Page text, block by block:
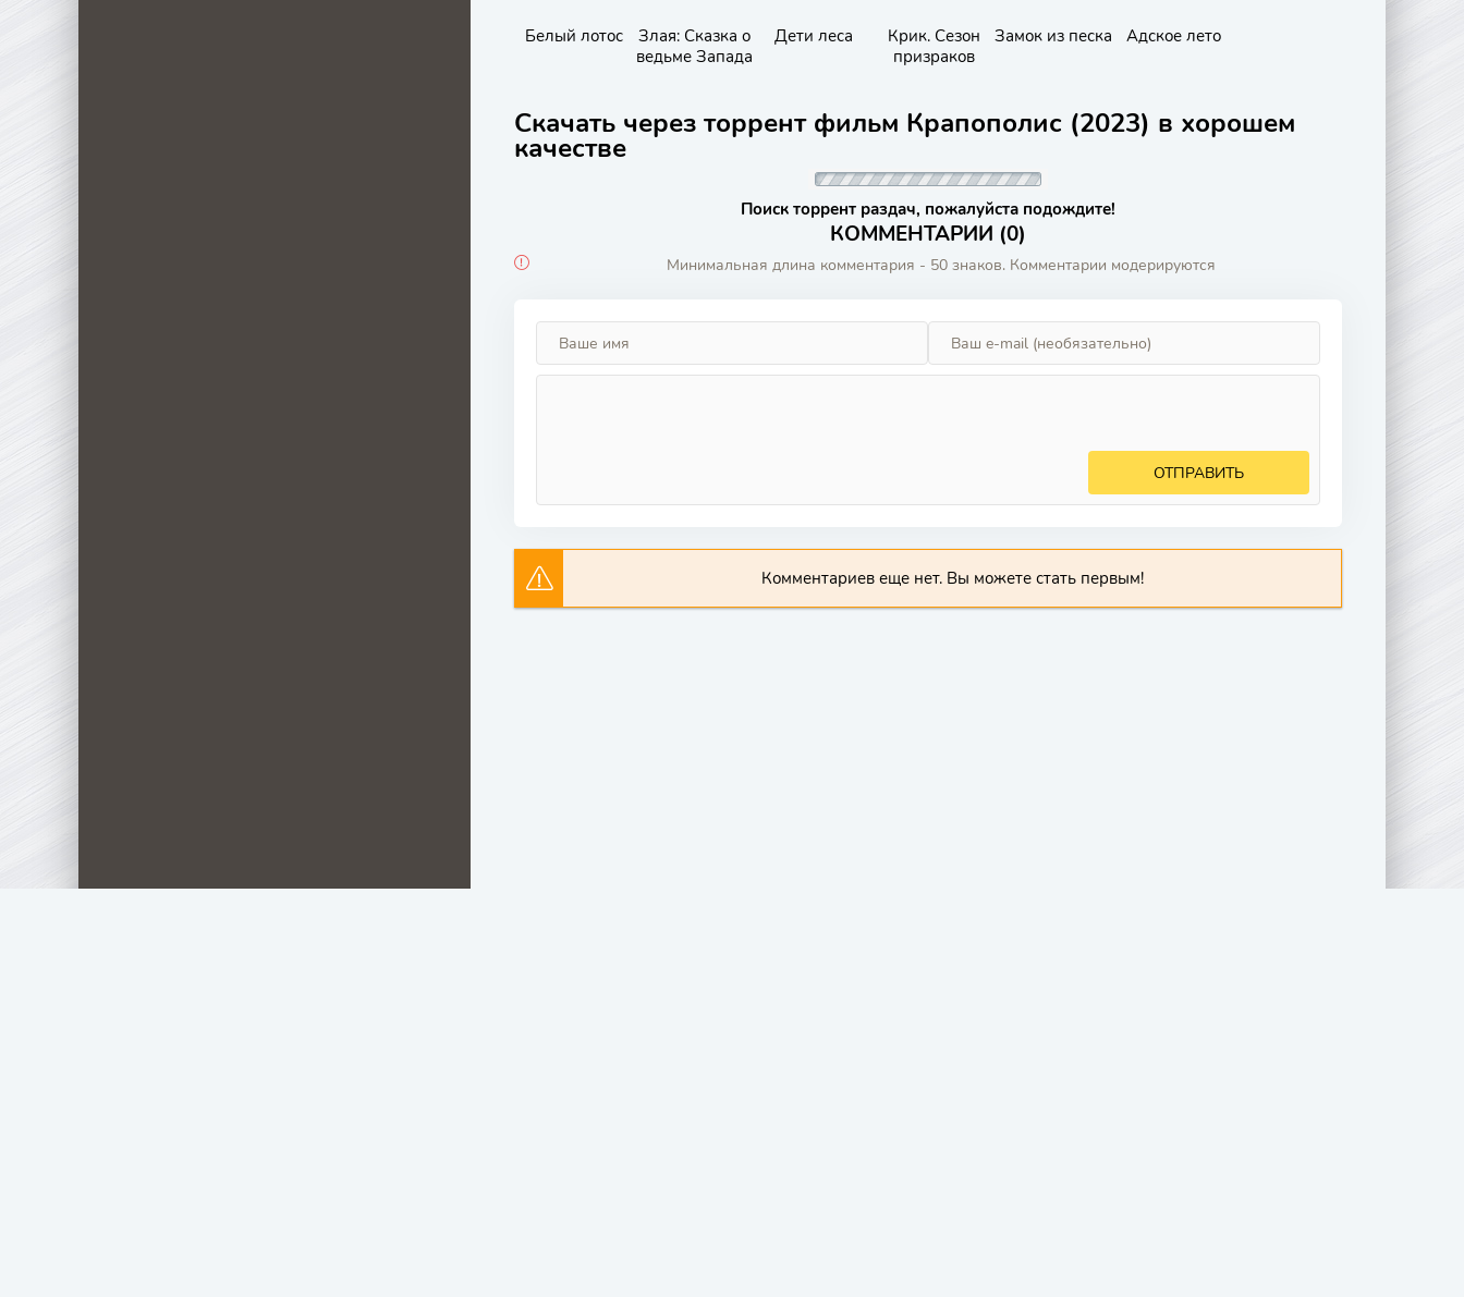
Белый лотос
Злая: Сказка о
ведьме Запада
Дети леса
Крик. Сезон
призраков
Замок из песка Адское лето
Скачать через торрент фильм Крапополис (2023) в хорошем
качестве
Поиск торрент раздач, пожалуйста подождите!
КОММЕНТАРИИ (0)
Минимальная длина комментария - 50 знаков. Комментарии модерируются
ОТПРАВИТЬ
Комментариев еще нет. Вы можете стать первым!